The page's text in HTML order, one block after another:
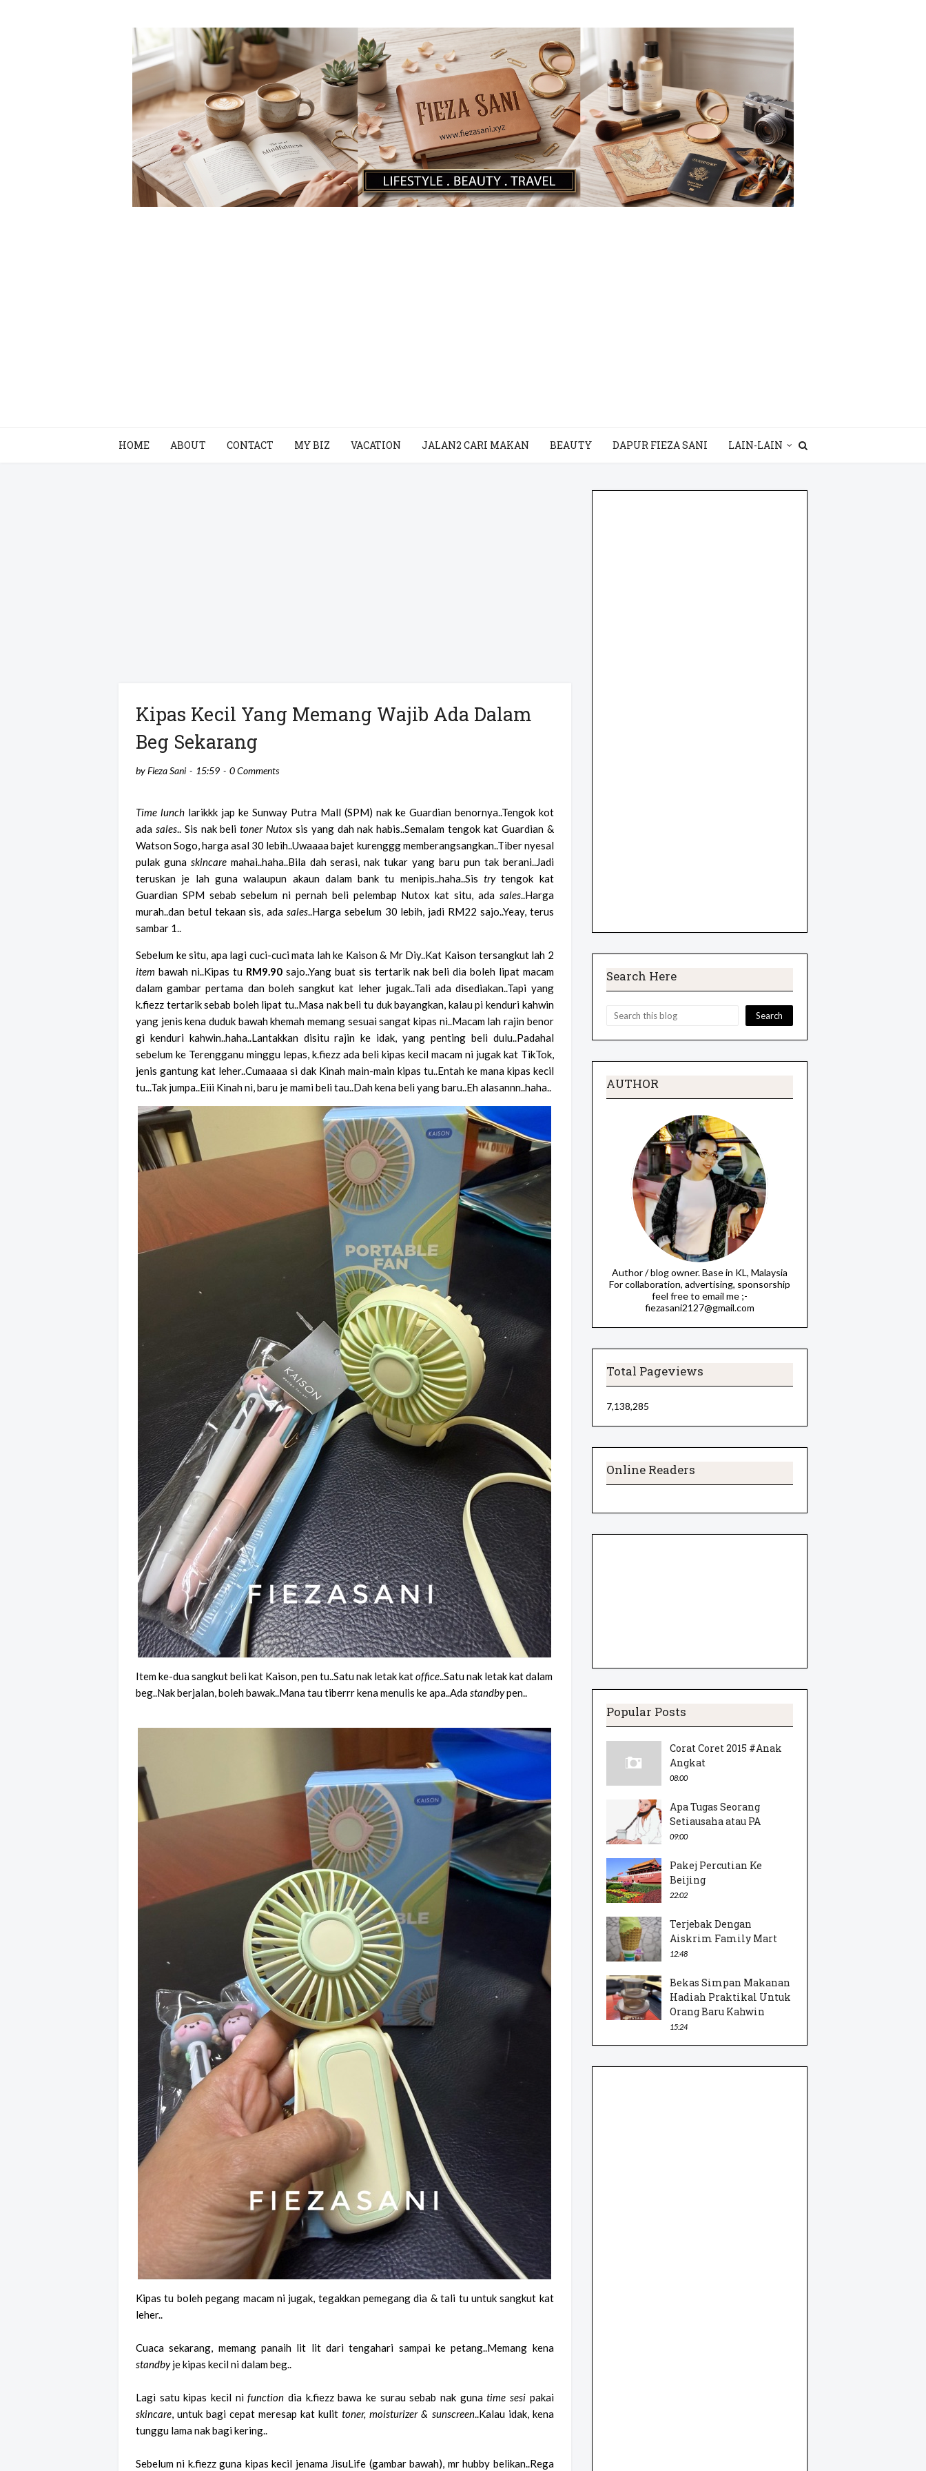
HOME ABOUT CONTACT MY BIZ VACATION JALAN2 CARI MAKAN BEAUTY DAPUR FIEZA SANI LAIN-LAIN
Kipas Kecil Yang Memang Wajib Ada Dalam
Beg Sekarang
byFieza Sani 15:59 0 Comments
Time lunchlarikkk jap ke Sunway Putra Mall (SPM) nak ke Guardian benornya..Tengok kot
ada sales.. Sis nak belitoner Nutox sis yang dah nak habis..Semalam tengok kat Guardian &
Watson Sogo, harga asal 30 lebih..Uwaaaa bajet kurenggg memberangsangkan..Tiber nyesal
pulak guna skincaremahai..haha..Bila dah serasi, nak tukar yang baru pun tak berani..Jadi
teruskan je lah guna walaupun akaun dalam bank tu menipis..haha..Sistrytengok kat
Guardian SPM sebab sebelum ni pernah beli pelembap Nutox kat situ, ada sales..Harga
murah..dan betul tekaan sis, adasales..Harga sebelum 30 lebih, jadi RM22 sajo..Yeay, terus
sambar 1..
Sebelum ke situ, apa lagi cuci-cuci mata lah ke Kaison & Mr Diy..Kat Kaison tersangkut lah 2
item bawah ni..Kipas tu RM9.90 sajo..Yang buat sis tertarik nak beli dia boleh lipat macam
dalam gambar pertama dan boleh sangkut kat leher jugak..Tali ada disediakan..Tapi yang
k.fiezz tertarik sebab boleh lipat tu..Masa nak beli tu duk bayangkan, kalau pi kenduri kahwin
yang jenis kena duduk bawah khemah memang sesuai sangat kipas ni..Macam lah rajin benor
gi kenduri kahwin..haha..Lantakkan disitu rajin ke idak, yang penting beli dulu..Padahal
sebelum ke Terengganu minggu lepas, k.fiezz ada beli kipas kecil macam ni jugak kat TikTok,
jenis gantung kat leher..Cumaaaa si dak Kinah main-main kipas tu..Entah ke mana kipas kecil
tu...Tak jumpa..Eiii Kinah ni, baru je mami beli tau..Dah kena beli yang baru..Eh alasannn..haha..
Item ke-dua sangkut beli kat Kaison, pen tu..Satu nak letak katoffice..Satu nak letak kat dalam
beg..Nak berjalan, boleh bawak..Mana tau tiberrr kena menulis ke apa..Adastandbypen..
Kipas tu boleh pegang macam ni jugak, tegakkan pemegang dia & tali tu untuk sangkut kat
leher..
Cuaca sekarang, memang panaih lit lit dari tengahari sampai ke petang..Memang kena
standbyje kipas kecil ni dalam beg..
Lagi satu kipas kecil nifunction dia k.fiezz bawa ke surau sebab nak gunatime sesi pakai
skincare, untuk bagi cepat meresap kat kulit toner, moisturizer & sunscreen..Kalau idak, kena
tunggu lama nak bagi kering..
Sebelum ni k.fiezz guna kipas kecil jenama JisuLife (gambar bawah), mr hubby belikan..Rega
Search Here
AUTHOR
Author / blog owner. Base in KL, Malaysia
For collaboration, advertising, sponsorship
feel free to email me ;-
fiezasani2127@gmail.com
Total Pageviews
7,138,285
Online Readers
Popular Posts
Corat Coret 2015 #Anak
Angkat
08:00
Apa Tugas Seorang
Setiausaha atau PA
09:00
Pakej Percutian Ke
Beijing
22:02
Terjebak Dengan
Aiskrim Family Mart
12:48
Bekas Simpan Makanan
Hadiah Praktikal Untuk
Orang Baru Kahwin
15:24